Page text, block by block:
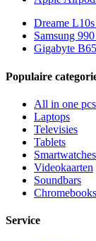
Dreame
Samsung
Gigabyte
Populaire
All in one pcs
Laptops
Televisies
Tablets
Smartwatches
Videokaarten
Soundbars
Chromebooks
Service